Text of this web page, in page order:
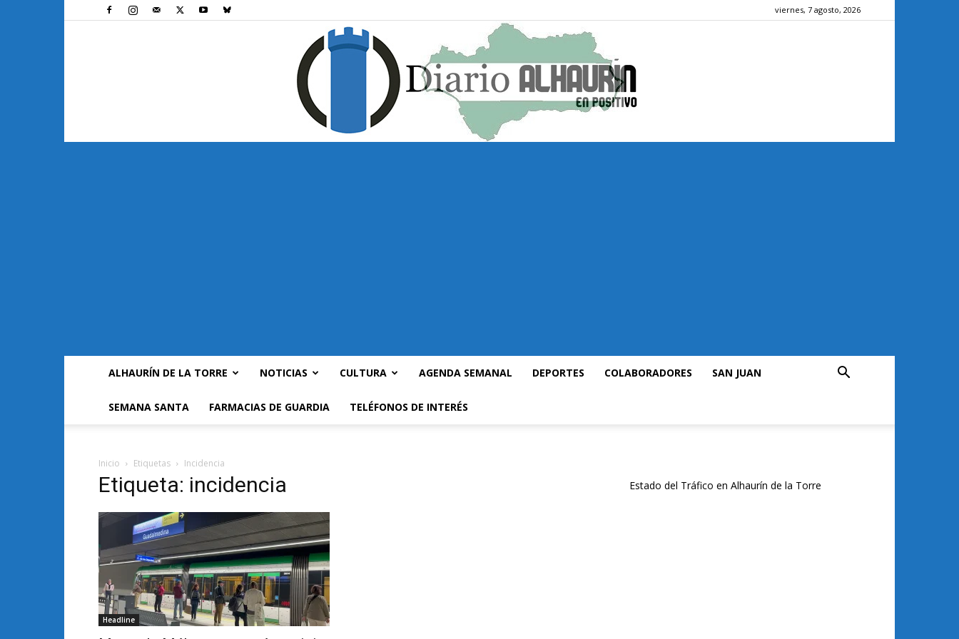
viernes, 7 agosto, 2026
ALHAURÍN DE LA TORRE NOTICIAS CULTURA AGENDA SEMANAL DEPORTES COLABORADORES SAN JUAN
SEMANA SANTA FARMACIAS DE GUARDIA TELÉFONOS DE INTERÉS
Inicio Etiquetas Incidencia
Etiqueta: incidencia
Headline
Estado del Tráfico en Alhaurín de la Torre